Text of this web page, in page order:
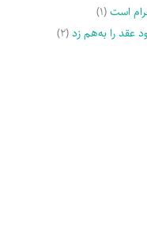
است(۱)
عقد را به‌هم زد(۲)